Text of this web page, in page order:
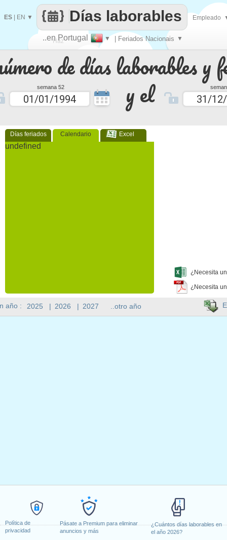
Política de
privacidad
Pásate a Premium para eliminar
anuncios y más
¿Cuántos días laborables en
el año 2026?
de días laborables y
semana 52 y el
Días feriados Calendario Excel
undefined
¿Necesita
¿Necesita
Haz
que
..en Portugal ▼ | Feriados Nacionais ▼
Días laborables
ES EN ▼ Empleado
año : 2025 | 2026 | 2027 ..otro año